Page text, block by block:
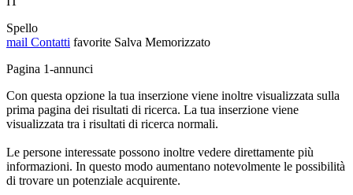
Spello
mail Contatti favorite Salva Memorizzato
Pagina 1-annunci
Con questa opzione la tua inserzione viene inoltre visualizzata sulla
prima pagina dei risultati di ricerca. La tua inserzione viene
visualizzata tra i risultati di ricerca normali.
Le persone interessate possono inoltre vedere direttamente più
informazioni. In questo modo aumentano notevolmente le possibilità
di trovare un potenziale acquirente.